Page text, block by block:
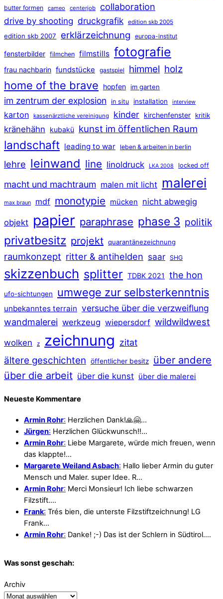
butter formen cameo centerjob collaboration
drive by shooting druckgrafik edition skb 2005
edition skb 2007 erklärzeichnung europa-institut
fensterbilder filmchen filmstills fotografie
frau nachbarin fundstücke gastspiel himmel holz
home of the brave hopfen im garten
im zentrum der explosion in situ installation interview
karton kassenärztliche vereinigung kinder kirchenfenster kritik
kränehähn kubakü kunst im öffentlichen Raum
landschaft leading to war leben & arbeiten in berlin
lehre leinwand line linoldruck LKA 2008 locked off
macht und machtraum malen mit licht malerei
max braun mdf monotypie mücken nicht abwegig
objekt papier paraphrase phase 3 politik
privatbesitz projekt quarantänezeichnung
raumkonzept ritter & antihelden saar SHG
skizzenbuch splitter TDBK 2021 the hon
ufo-sichtungen umwege zur selbsterkenntnis
unbekanntes terrain versuche über die verzweiflung
wandmalerei werkzeug wiepersdorf wildwildwest
wolken z zeichnung zitat
ältere geschichten öffentlicher besitz über andere
über die arbeit über die kunst über die malerei
Neueste Kommentare
Armin Rohr: Herzlichen Dank!🙏🤗…
Jürgen: Herzlichen Glückwunsch!!…
Armin Rohr: Liebe Margarete, würde mich freuen, wenn
das klappte!…
Margarete Weiland Asbach: Hallo lieber Armin du guter
Mensch und Maler. super Idee. R…
Armin Rohr: Merci Monsieur! Ich liebe schwarzen
Filzstift.…
Frank: Trés bien, die unterste Filzstiftzeichnung! LG
Frank…
Armin Rohr: Danke! ;-) Das ist der Schlern in Südtirol.…
Was sonst geschah:
Archiv